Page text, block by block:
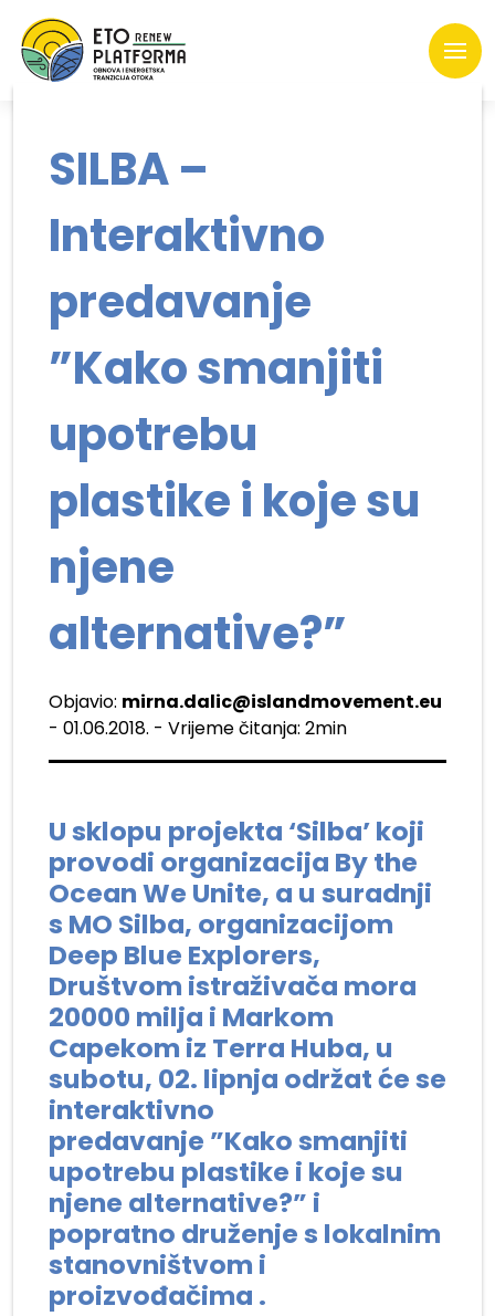
SILBA –
Interaktivno
predavanje
”Kako smanjiti
upotrebu
plastike i koje su
njene
alternative?”
Objavio: mirna.dalic@islandmovement.eu
- 01.06.2018. - Vrijeme čitanja: 2min
U sklopu projekta ‘Silba’ koji
provodi organizacija By the
Ocean We Unite, a u suradnji
s MO Silba, organizacijom
Deep Blue Explorers,
Društvom istraživača mora
20000 milja i Markom
Capekom iz Terra Huba, u
subotu, 02. lipnja održat će se
interaktivno
predavanje ”Kako smanjiti
upotrebu plastike i koje su
njene alternative?” i
popratno druženje s lokalnim
stanovništvom i
proizvođačima .